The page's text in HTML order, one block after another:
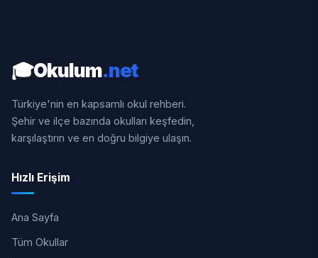
🎓Okulum.net
Türkiye'nin en kapsamlı okul rehberi.
Şehir ve ilçe bazında okulları keşfedin,
karşılaştırın ve en doğru bilgiye ulaşın.
Hızlı Erişim
Ana Sayfa
Tüm Okullar